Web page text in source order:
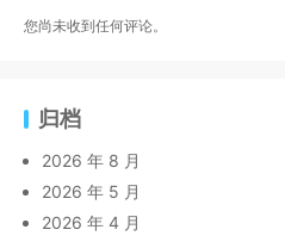
您尚未收到任何评论。
归档
2026 年 8 月
2026 年 5 月
2026 年 4 月